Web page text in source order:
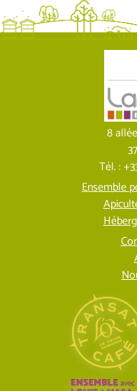
8
Tél. :
Ensemble